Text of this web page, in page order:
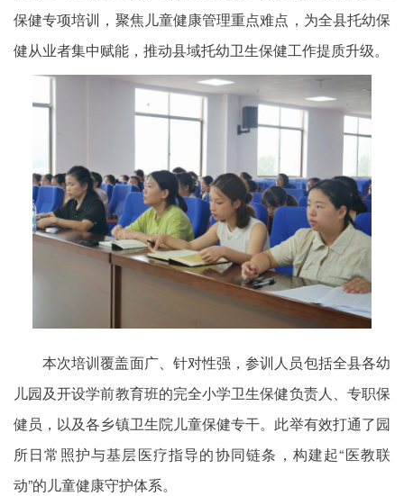
保健专项培训，聚焦儿童健康管理重点难点，为全县托幼保
健从业者集中赋能，推动县域托幼卫生保健工作提质升级。
本次培训覆盖面广、针对性强，参训人员包括全县各幼
儿园及开设学前教育班的完全小学卫生保健负责人、专职保
健员，以及各乡镇卫生院儿童保健专干。此举有效打通了园
所日常照护与基层医疗指导的协同链条，构建起“医教联
动”的儿童健康守护体系。